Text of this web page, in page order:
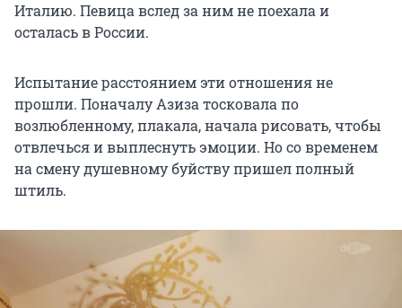
Италию. Певица вслед за ним не поехала и
осталась в России.
Испытание расстоянием эти отношения не
прошли. Поначалу Азиза тосковала по
возлюбленному, плакала, начала рисовать, чтобы
отвлечься и выплеснуть эмоции. Но со временем
на смену душевному буйству пришел полный
штиль.